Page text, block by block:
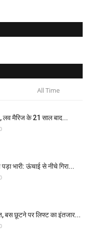
All Time
लव मैरिज के 21 साल बाद...
पड़ा भारी: ऊंचाई से नीचे गिरा...
बस छूटने पर लिफ्ट का इंतजार...